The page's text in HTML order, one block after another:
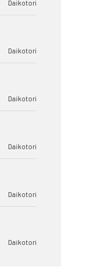
Daikotori
Daikotori
Daikotori
Daikotori
Daikotori
Daikotori